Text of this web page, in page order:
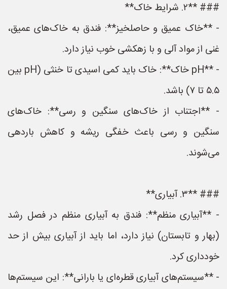
### **۲. شرایط خاک**
- **خاک عمیق و حاصلخیز**: فندق به خاک‌های عمیق،
غنی از مواد آلی و با زهکشی خوب نیاز دارد.
- **pH خاک**: خاک باید کمی اسیدی تا خنثی (pH بین
۵.۵ تا ۷) باشد.
- **اجتناب از خاک‌های سنگین و رسی**: خاک‌های
سنگین و رسی باعث خفگی ریشه و کاهش باردهی
می‌شوند.
### **۳. آبیاری**
- **آبیاری منظم**: فندق به آبیاری منظم در فصل رشد
(بهار و تابستان) نیاز دارد، اما باید از آبیاری بیش از حد
خودداری کرد.
- **سیستم‌های آبیاری قطره‌ای یا بارانی**: این سیستم‌ها